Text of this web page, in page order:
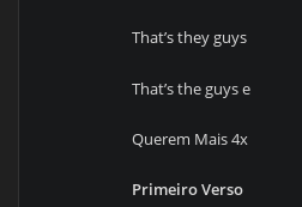
That’s they guys
That’s the guys e
Querem Mais 4x
Primeiro Verso